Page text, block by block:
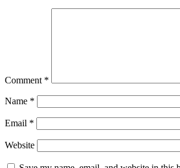
Comment *
Name *
Email *
Website